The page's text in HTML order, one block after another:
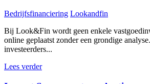
Bedrijfsfinanciering Lookandfin
Bij Look&Fin wordt geen enkele
online geplaatst zonder een grondige
investeerders...
Lees verder